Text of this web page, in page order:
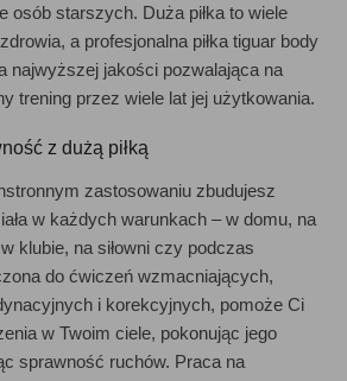
osób starszych. Duża piłka to wiele
a profesjonalna piłka tiguar body
najwyższej jakości pozwalająca na
trening przez wiele lat jej użytkowania.
z dużą piłką
zastosowaniu zbudujesz
w każdych warunkach – w domu, na
klubie, na siłowni czy podczas
do ćwiczeń wzmacniających,
i korekcyjnych, pomoże Ci
w Twoim ciele, pokonując jego
sprawność ruchów. Praca na